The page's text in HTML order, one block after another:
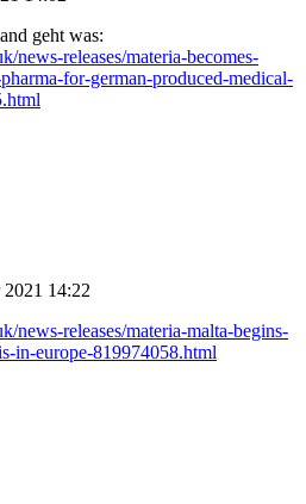
geht was:
news-releases/materia-becomes-
for-german-produced-medical-
2021 14:22
news-releases/materia-malta-begins-
in-europe-819974058.html